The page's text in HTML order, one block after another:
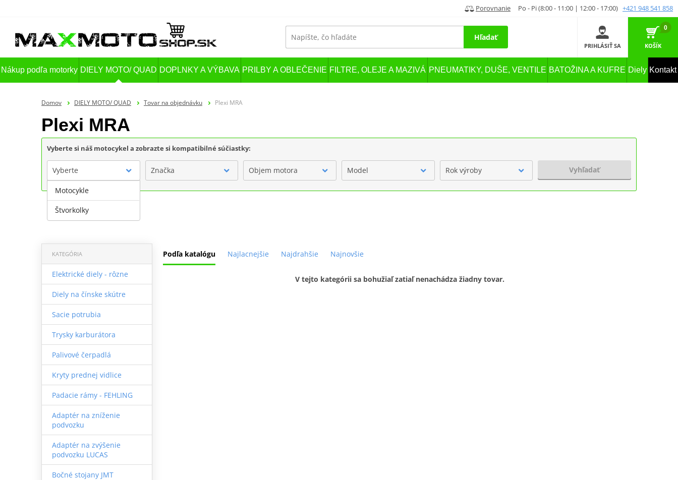
Porovnanie Po - Pi (8:00 - 11:00 | 12:00 - 17:00) +421 948 541 858
Hľadať
PRIHLÁSIŤ SA
0
KOŠÍK
Nákup podľa motorky DIELY MOTO/ QUAD DOPLNKY A VÝBAVA PRILBY A OBLEČENIE FILTRE, OLEJE A MAZIVÁ PNEUMATIKY, DUŠE, VENTILE BATOŽINA A KUFRE Diely Kontakt
Domov DIELY MOTO/ QUAD Tovar na objednávku Plexi MRA
Plexi MRA
Vyberte si náš motocykel a zobrazte si kompatibilné súčiastky:
Vyberte Značka Objem motora Model Rok výroby Vyhľadať
Podľa katalógu Najlacnejšie Najdrahšie Najnovšie
KATEGÓRIA
Elektrické diely - rôzne
Diely na čínske skútre
Sacie potrubia
Trysky karburátora
Palivové čerpadlá
Kryty prednej vidlice
Padacie rámy - FEHLING
Adaptér na zníženie
podvozku
Adaptér na zvýšenie
podvozku LUCAS
Bočné stojany JMT
V tejto kategórii sa bohužiaľ zatiaľ nenachádza žiadny tovar.
Motocykle
Štvorkolky